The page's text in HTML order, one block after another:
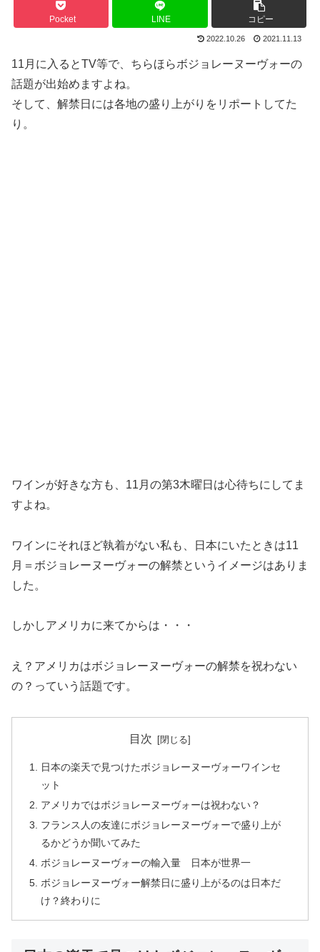
Pocket LINE コピー
2022.10.26 2021.11.13
11月に入るとTV等で、ちらほらボジョレーヌーヴォーの
話題が出始めますよね。
そして、解禁日には各地の盛り上がりをリポートしてた
り。
ワインが好きな方も、11月の第3木曜日は心待ちにしてま
すよね。
ワインにそれほど執着がない私も、日本にいたときは11
月＝ボジョレーヌーヴォーの解禁というイメージはありま
した。
しかしアメリカに来てからは・・・
え？アメリカはボジョレーヌーヴォーの解禁を祝わない
の？っていう話題です。
目次
日本の楽天で見つけたボジョレーヌーヴォーワインセ
ット
アメリカではボジョレーヌーヴォーは祝わない？
フランス人の友達にボジョレーヌーヴォーで盛り上が
るかどうか聞いてみた
ボジョレーヌーヴォーの輸入量 日本が世界一
ボジョレーヌーヴォー解禁日に盛り上がるのは日本だ
け？終わりに